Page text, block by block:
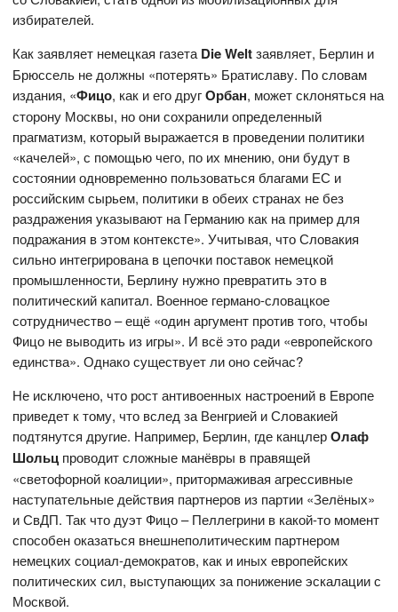
избирателей.
Как заявляет немецкая газетаDieWeltзаявляет, Берлин и
Брюссель не должны «потерять» Братиславу. По словам
издания, «Фицо, как и его другОрбан, может склоняться на
сторону Москвы, но они сохранили определенный
прагматизм, который выражается в проведении политики
«качелей», с помощью чего, по их мнению, они будут в
состоянии одновременно пользоваться благами ЕС и
российским сырьем, политики в обеих странах не без
раздражения указывают на Германию как на пример для
подражания в этом контексте». Учитывая, что Словакия
сильно интегрирована в цепочки поставок немецкой
промышленности, Берлину нужно превратить это в
политический капитал. Военное германо-словацкое
сотрудничество – ещё «один аргумент против того, чтобы
Фицо не выводить из игры». И всё это ради «европейского
единства». Однако существует ли оно сейчас?
Не исключено, что рост антивоенных настроений в Европе
приведет к тому, что вслед за Венгрией и Словакией
подтянутся другие. Например, Берлин, где канцлерОлаф
Шольц проводит сложные манёвры в правящей
«светофорной коалиции», притормаживая агрессивные
наступательные действия партнеров из партии «Зелёных»
и СвДП. Так что дуэт Фицо – Пеллегрини в какой-то момент
способен оказаться внешнеполитическим партнером
немецких социал-демократов, как и иных европейских
политических сил, выступающих за понижение эскалации с
Москвой.